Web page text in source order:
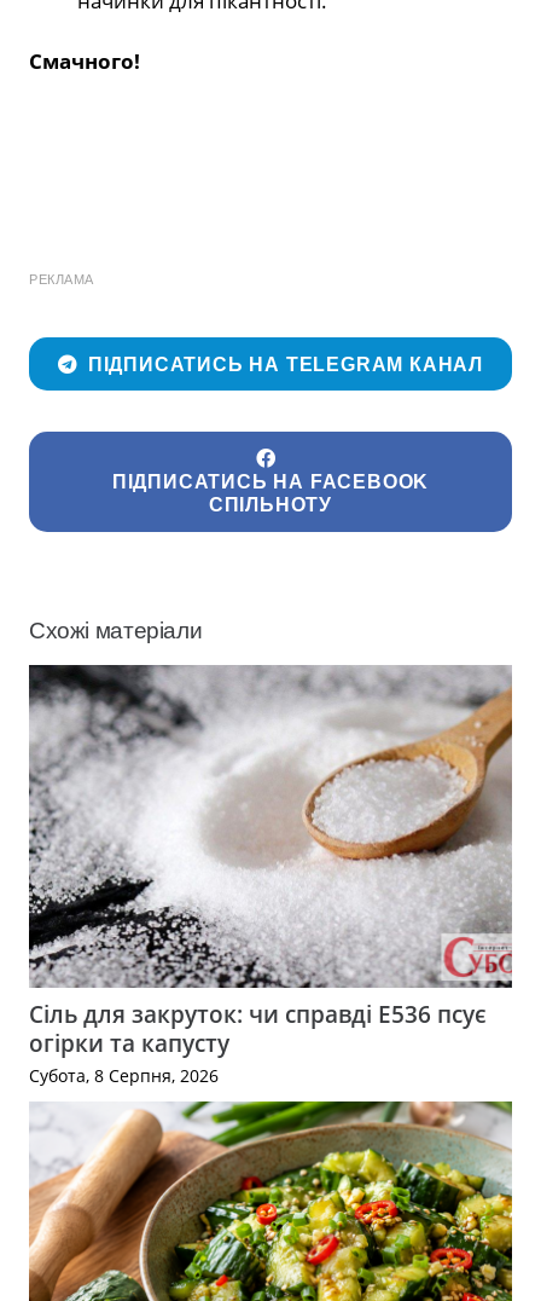
Смачного!
РЕКЛАМА
ПІДПИСАТИСЬ НА TELEGRAM КАНАЛ
ПІДПИСАТИСЬ НА FACEBOOK
СПІЛЬНОТУ
Схожі матеріали
Сіль для закруток: чи справді Е536 псує
огірки та капусту
Субота, 8 Серпня, 2026